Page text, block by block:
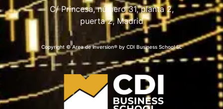
C/ Princesa, número 31, planta 2,
puerta 2, Madrid
Copyright © Area de inversion® by CDI Business School SL